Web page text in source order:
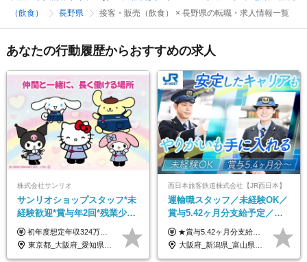
（飲食）
長野県 接客・販売（飲食） × 長野県の転職・求人情報一覧
あなたの行動履歴からおすすめの求人
株式会社サンリオ
サンリオショップスタッフ*未
経験歓迎*賞与年2回*残業少な
め*産育休取得実績豊富*可愛
い制服*社割有
初年度想定年収324万円～690万円！ ◆全国一律 月給230,000円～＋賞与＋通勤手当＋役職手当＋時間外手当 《手当充実！》 ＊昇給/年1回 ＊賞与/年2回（7月/12月） ＊通勤手当：交通費支給（規定あり） ＊時間外手当 ＊販売職手当 ＊役職手当 《キャリアパス》 ▼店長（32歳）／年収400万円 ▼トレーナー（37歳）／年収500万円 ▼SV（40歳）／年収570万円 ※SVとして活躍された場合、574万円以上に昇給も目指せます。 日頃のお店での頑張りをしっかり評価する体制を整えており、 ご自身の努力次第で昇給する制度を用意しています！ 《ゆくゆくは・・・》 ■店舗スタッフをとりまとめ、お店づくりを主体で行う店長へ ■複数店舗を統括するトレーナーへとキャリアアップ ■様々な規模の店舗を経験しSVとして活躍した後は、本社の教育担当や店舗支援を担う本部スタッフとして活躍いただけます。 ※経験・能力を考慮の上、当社規定により優遇いたします。 ※入社日から6カ月間の試用期間あり。その間の待遇に差異はありません。
東京都_大阪府_愛知県_北海道_栃木県_静岡県_兵庫県_京都府_福岡県
西日本旅客鉄道株式会社【JR西日本】
運輸職スタッフ／未経験OK／
賞与5.42ヶ月分支給予定／残
業月11h程／年休119日+有給
平均18.7日
★賞与5.42ヶ月分支給予定あり！ （大卒以上）月給24万1,692円～39万5,780円＋各種手当＋賞与2回 （高卒以上）月給22万2,662円～39万5,780円＋各種手当＋賞与2回 ※上記は2025年度新卒支払額（京阪神地区）となります ※勤務地・学歴で異なり、ご経験・能力等をふまえた金額を加算します ※残業代は別途全額支給します ※当社規程に基づき決定します ※試用期間あり（3ヶ月／待遇に変更はありません） ※基本給以外の諸手当として扶養・職務・時間外・通勤手当等を支給します ※京阪神地区以外の勤務地の場合 月給（大卒）23万0,706円～／月給（高卒）21万2,541円～となります
大阪府_新潟県_富山県_石川県_福井県_三重県_兵庫県_京都府_滋賀県_奈良県_和歌山県_広島県_岡山県_鳥取県_島根県_山口県_福岡県